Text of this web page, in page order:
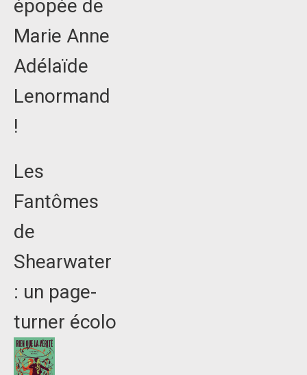
épopée de
Marie Anne
Adélaïde
Lenormand
!
Les
Fantômes
de
Shearwater
: un page-
turner écolo